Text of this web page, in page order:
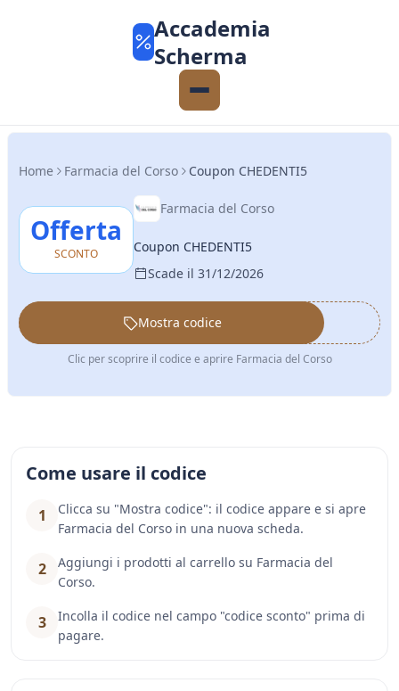
Accademia
Scherma
Home Farmacia del Corso Coupon CHEDENTI5
Offerta
SCONTO
Farmacia del Corso
Coupon CHEDENTI5
Scade il 31/12/2026
••••••
Mostra codice
Clic per scoprire il codice e aprire Farmacia del Corso
Come usare il codice
1
Clicca su "Mostra codice": il codice appare e si apre
Farmacia del Corso in una nuova scheda.
2
Aggiungi i prodotti al carrello su Farmacia del
Corso.
3
Incolla il codice nel campo "codice sconto" prima di
pagare.